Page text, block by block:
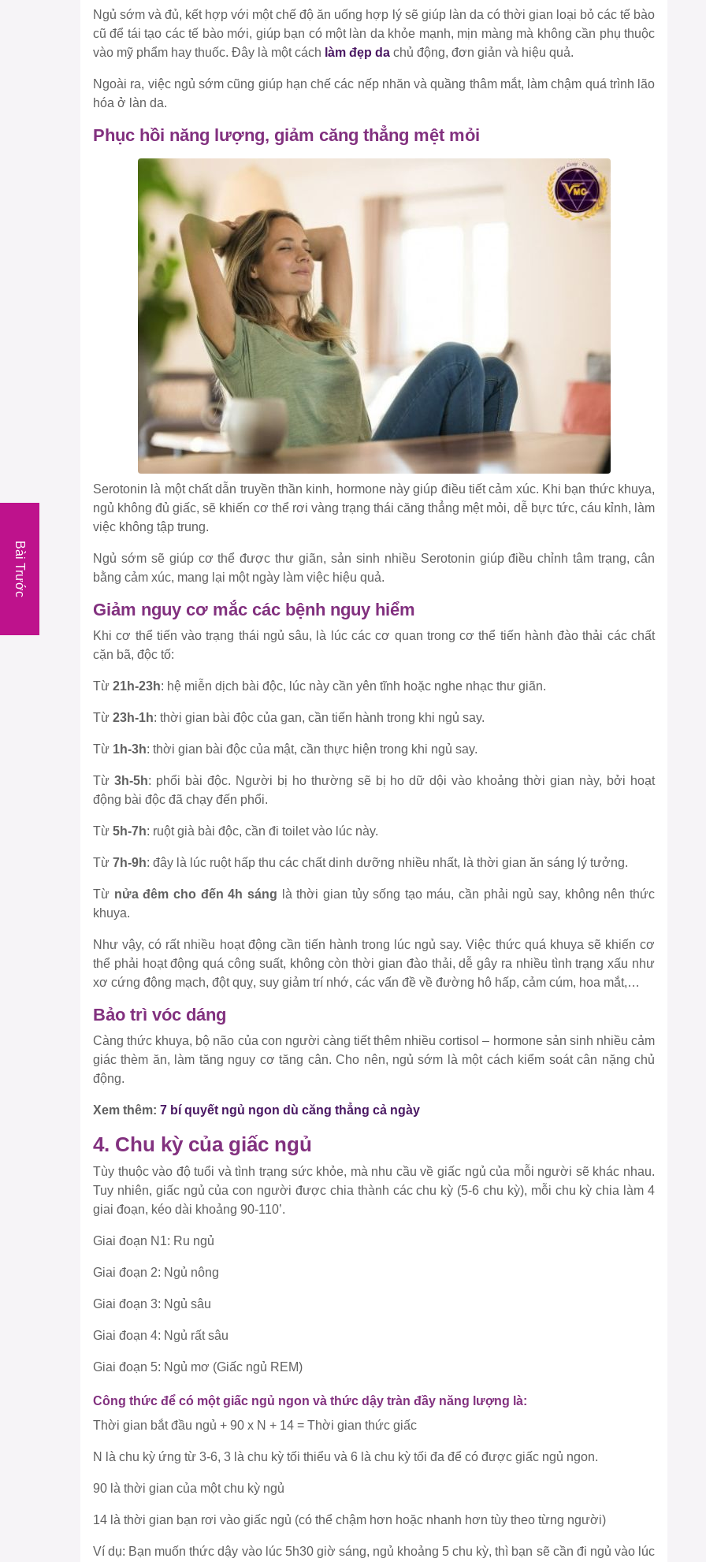
Ngủ sớm và đủ, kết hợp với một chế độ ăn uống hợp lý sẽ giúp làn da có thời gian loại bỏ các tế bào
cũ để tái tạo các tế bào mới, giúp bạn có một làn da khỏe mạnh, mịn màng mà không cần phụ thuộc
vào mỹ phẩm hay thuốc. Đây là một cách làm đẹp da chủ động, đơn giản và hiệu quả.
Ngoài ra, việc ngủ sớm cũng giúp hạn chế các nếp nhăn và quầng thâm mắt, làm chậm quá trình lão
hóa ở làn da.
Phục hồi năng lượng, giảm căng thẳng mệt mỏi
Serotonin là một chất dẫn truyền thần kinh, hormone này giúp điều tiết cảm xúc. Khi bạn thức khuya,
ngủ không đủ giấc, sẽ khiến cơ thể rơi vàng trạng thái căng thẳng mệt mỏi, dễ bực tức, cáu kỉnh, làm
việc không tập trung.
Ngủ sớm sẽ giúp cơ thể được thư giãn, sản sinh nhiều Serotonin giúp điều chỉnh tâm trạng, cân
bằng cảm xúc, mang lại một ngày làm việc hiệu quả.
Giảm nguy cơ mắc các bệnh nguy hiểm
Khi cơ thể tiến vào trạng thái ngủ sâu, là lúc các cơ quan trong cơ thể tiến hành đào thải các chất
cặn bã, độc tố:
Từ 21h-23h: hệ miễn dịch bài độc, lúc này cần yên tĩnh hoặc nghe nhạc thư giãn.
Từ 23h-1h: thời gian bài độc của gan, cần tiến hành trong khi ngủ say.
Từ 1h-3h: thời gian bài độc của mật, cần thực hiện trong khi ngủ say.
Từ 3h-5h: phổi bài độc. Người bị ho thường sẽ bị ho dữ dội vào khoảng thời gian này, bởi hoạt
động bài độc đã chạy đến phổi.
Từ 5h-7h: ruột già bài độc, cần đi toilet vào lúc này.
Từ 7h-9h: đây là lúc ruột hấp thu các chất dinh dưỡng nhiều nhất, là thời gian ăn sáng lý tưởng.
Từ nửa đêm cho đến 4h sáng là thời gian tủy sống tạo máu, cần phải ngủ say, không nên thức
khuya.
Như vậy, có rất nhiều hoạt động cần tiến hành trong lúc ngủ say. Việc thức quá khuya sẽ khiến cơ
thể phải hoạt động quá công suất, không còn thời gian đào thải, dễ gây ra nhiều tình trạng xấu như
xơ cứng động mạch, đột quỵ, suy giảm trí nhớ, các vấn đề về đường hô hấp, cảm cúm, hoa mắt,…
Bảo trì vóc dáng
Càng thức khuya, bộ não của con người càng tiết thêm nhiều cortisol – hormone sản sinh nhiều cảm
giác thèm ăn, làm tăng nguy cơ tăng cân. Cho nên, ngủ sớm là một cách kiểm soát cân nặng chủ
động.
Xem thêm: 7 bí quyết ngủ ngon dù căng thẳng cả ngày
4. Chu kỳ của giấc ngủ
Tùy thuộc vào độ tuổi và tình trạng sức khỏe, mà nhu cầu về giấc ngủ của mỗi người sẽ khác nhau.
Tuy nhiên, giấc ngủ của con người được chia thành các chu kỳ (5-6 chu kỳ), mỗi chu kỳ chia làm 4
giai đoạn, kéo dài khoảng 90-110’.
Giai đoạn N1: Ru ngủ
Giai đoạn 2: Ngủ nông
Giai đoạn 3: Ngủ sâu
Giai đoạn 4: Ngủ rất sâu
Giai đoạn 5: Ngủ mơ (Giấc ngủ REM)
Công thức để có một giấc ngủ ngon và thức dậy tràn đầy năng lượng là:
Thời gian bắt đầu ngủ + 90 x N + 14 = Thời gian thức giấc
N là chu kỳ ứng từ 3-6, 3 là chu kỳ tối thiểu và 6 là chu kỳ tối đa để có được giấc ngủ ngon.
90 là thời gian của một chu kỳ ngủ
14 là thời gian bạn rơi vào giấc ngủ (có thể chậm hơn hoặc nhanh hơn tùy theo từng người)
Ví dụ: Bạn muốn thức dậy vào lúc 5h30 giờ sáng, ngủ khoảng 5 chu kỳ, thì bạn sẽ cần đi ngủ vào lúc
Bài Trước